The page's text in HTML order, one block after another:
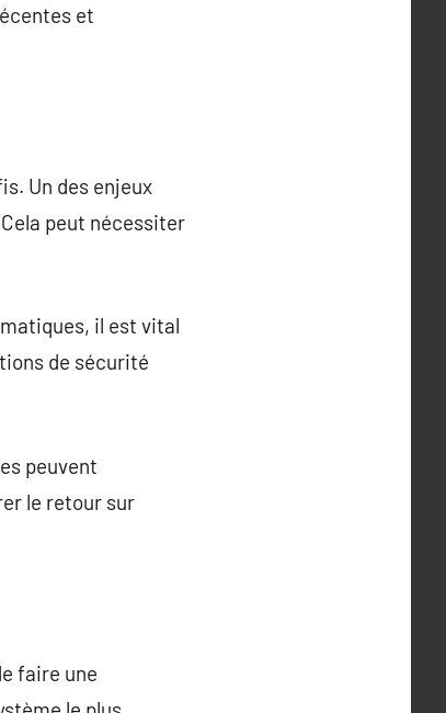
et
Un des enjeux
peut nécessiter
il est vital
de sécurité
peuvent
le retour sur
faire une